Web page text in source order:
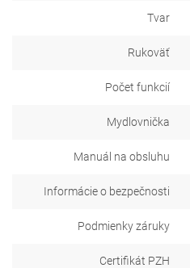
Tvar
Rukoväť
Počet funkcií
Mydlovnička
Manuál na obsluhu
Informácie o bezpečnosti
Podmienky záruky
Certifikát PZH